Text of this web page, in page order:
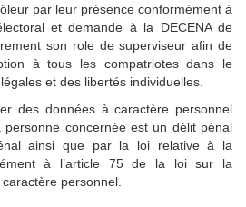
par leur présence conformément à
et demande à la DECENA de
son role de superviseur afin de
à tous les compatriotes dans le
et des libertés individuelles.
des données à caractère personnel
concernée est un délit pénal
ainsi que par la loi relative à la
à l’article 75 de la loi sur la
personnel.